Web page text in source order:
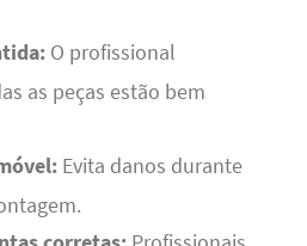
O profissional
as peças estão bem
Evita danos durante